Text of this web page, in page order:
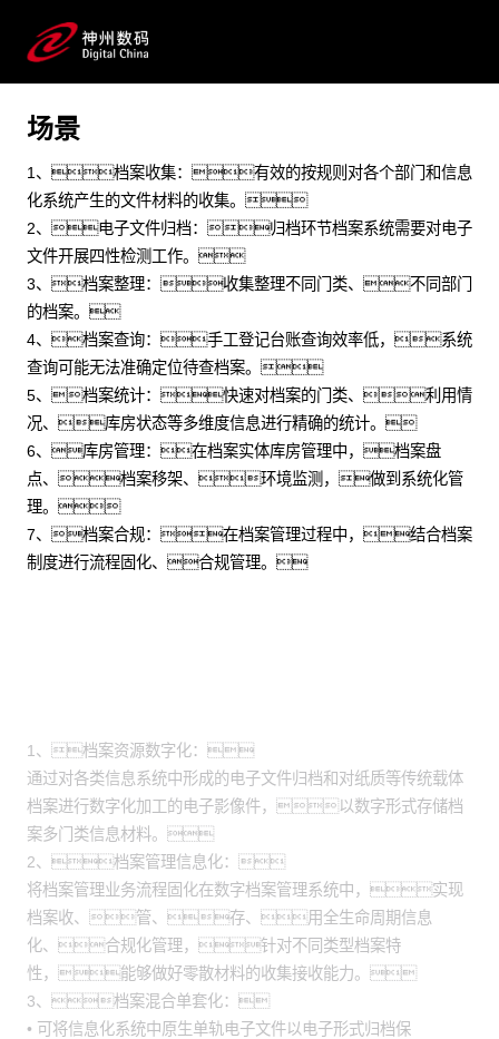
通用 政府 数据技术 数据资产 档案管理 国产化 数据管理
预约专家咨询
场景
1、档案收集：有效的按规则对各个部门和信息
化系统产生的文件材料的收集。
2、电子文件归档：归档环节档案系统需要对电子
文件开展四性检测工作。
3、档案整理：收集整理不同门类、不同部门
的档案。
4、档案查询：手工登记台账查询效率低，系统
查询可能无法准确定位待查档案。
5、档案统计：快速对档案的门类、利用情
况、库房状态等多维度信息进行精确的统计。
6、库房管理：在档案实体库房管理中，档案盘
点、档案移架、环境监测，做到系统化管
理。
7、档案合规：在档案管理过程中，结合档案
制度进行流程固化、合规管理。
1、档案资源数字化：
通过对各类信息系统中形成的电子文件归档和对纸质等传统载体
档案进行数字化加工的电子影像件，以数字形式存储档
案多门类信息材料。
2、档案管理信息化：
将档案管理业务流程固化在数字档案管理系统中，实现
档案收、管、存、用全生命周期信息
化、合规化管理，针对不同类型档案特
性，能够做好零散材料的收集接收能力。
3、档案混合单套化：
• 可将信息化系统中原生单轨电子文件以电子形式归档保